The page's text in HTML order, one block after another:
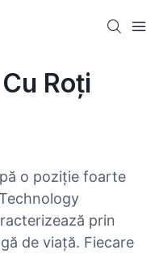
Roți
o poziție foarte
prin
de viață. Fiecare